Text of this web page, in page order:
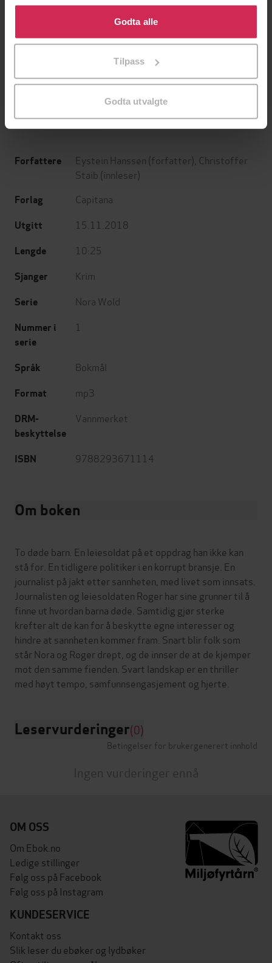
Klikk på «Godta alle» for å gi oss ditt samtykke til å
bruke cookies for alle disse formålene. Du kan også
tilpasse ditt samtykke til spesifikke formål ved å klikke
Godta alle
Tilpass
Godta utvalgte
399,-
Eirik Wekre
399,-
Camilla Grebe
Forfattere Eystein Hanssen (forfatter), Christoffer
Staib (innleser)
Forlag Capitana
Utgitt 15.11.2018
Lengde 10:25
Sjanger Krim
Serie Nora Wold
Nummer i
serie
1
Språk Bokmål
Format mp3
DRM-
beskyttelse
Vannmerket
ISBN 9788293671114
Om boken
To døde barn. En leiesoldat på et oppdrag han ikke kan
stå for. En tidligere politiker i en korrupt bransje. En
journalist på jakt etter sannheten, med livet som innsats.
Journalisten og leiesoldaten Roger har sine grunner til å
finne ut hvordan barna døde. Samtidig gjør sterke
krefter alt de kan for å beskytte egne interesser og
hindre at sannheten kommer fram. Snart blir folk som
står Nora og Roger drept, og de innser de at de kjemper
mot den samme fienden. Svart landskap er en thriller
Leservurderinger(0)
Betingelser for brukergenerert innhold
Ingen vurderinger ennå
OM OSS
Om Ebok.no
Ledige stillinger
Følg oss på Facebook
Følg oss på Instagram
KUNDESERVICE
Kontakt oss
Slik leser du ebøker og lydbøker